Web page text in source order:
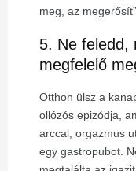
meg, az megerősít”.
5. Ne feledd,
megfelelő
Otthon ülsz a
ollózós epizódja,
arccal, orgazmus
egy gastropubot.